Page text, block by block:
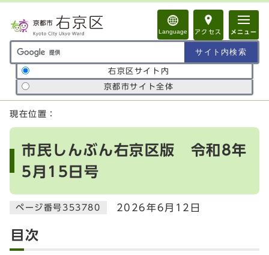
Language アクセス メニュー
サイト内検索の範囲
右京区サイト内
京都市サイト全体
ここから本文です
現在位置：
市民しんぶん右京区版 令和8年
5月15日号
ページ番号353780 2026年6月12日
目次